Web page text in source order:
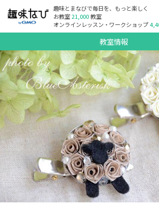
趣味とまなびで毎日を、もっと楽しく
お教室21,000教室
オンラインレッスン・ワークショップ
教室情報